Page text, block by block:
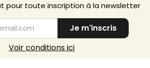
pour toute inscription à la newsletter
Je m'inscris
Voir conditions ici